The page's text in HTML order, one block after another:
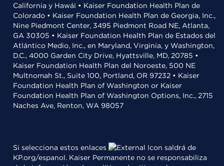
California y Hawái • Kaiser Foundation Health Plan de
Colorado • Kaiser Foundation Health Plan de Georgia, Inc.,
Nine Piedmont Center, 3495 Piedmont Road NE, Atlanta,
GA 30305 • Kaiser Foundation Health Plan de Estados del
Atlántico Medio, Inc., en Maryland, Virginia, y Washington,
D.C., 4000 Garden City Drive, Hyattsville, MD, 20785 •
Kaiser Foundation Health Plan del Noroeste, 500 NE
Multnomah St., Suite 100, Portland, OR 97232 • Kaiser
Foundation Health Plan of Washington or Kaiser
Foundation Health Plan of Washington Options, Inc., 2715
Naches Ave, Renton, WA 98057
Si selecciona estos enlaces
saldrá de
KP.org/espanol. Kaiser Permanente no se responsabiliza